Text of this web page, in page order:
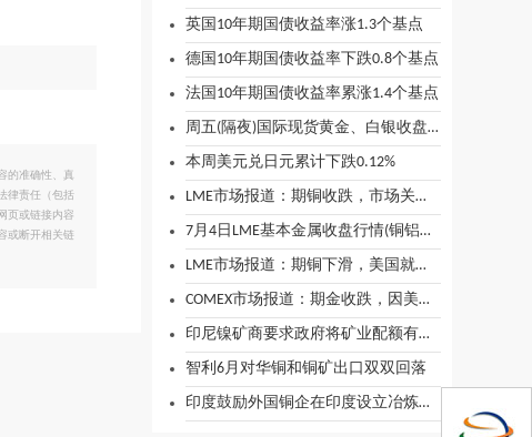
的准确性、真
律责任（包括
页或链接内容
或断开相关链
英国10年期国债收益率涨1.3个基点
德国10年期国债收益率下跌0.8个基点
法国10年期国债收益率累涨1.4个基点
周五(隔夜)国际现货黄金、白银收盘简述
本周美元兑日元累计下跌0.12%
LME市场报道：期铜收跌，市场关注美国关税最后期限临近
7月4日LME基本金属收盘行情(铜铝铅锌锡镍)
LME市场报道：期铜下滑，美国就业数据强于预期带动美元上涨
COMEX市场报道：期金收跌，因美国强劲就业数据浇灭提前降息希望
印尼镍矿商要求政府将矿业配额有效期保持在三年
智利6月对华铜和铜矿出口双双回落
印度鼓励外国铜企在印度设立冶炼厂和精炼厂